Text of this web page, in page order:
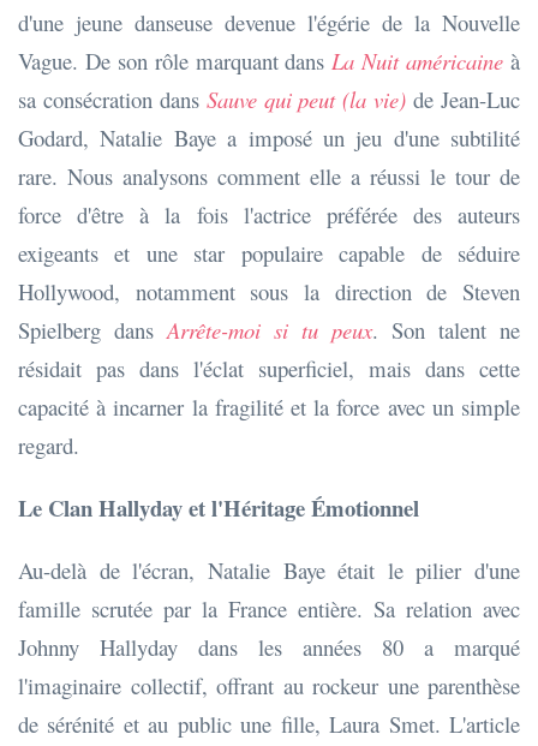
d'une jeune danseuse devenue l'égérie de la Nouvelle
Vague. De son rôle marquant dansLa Nuit américaine à
sa consécration dans Sauve qui peut (la vie) de Jean-Luc
Godard, Natalie Baye a imposé un jeu d'une subtilité
rare. Nous analysons comment elle a réussi le tour de
force d'être à la fois l'actrice préférée des auteurs
exigeants et une star populaire capable de séduire
Hollywood, notamment sous la direction de Steven
Spielberg dansArrête-moi si tu peux. Son talent ne
résidait pas dans l'éclat superficiel, mais dans cette
capacité à incarner la fragilité et la force avec un simple
regard.
Le Clan Hallyday et l'Héritage Émotionnel
Au-delà de l'écran, Natalie Baye était le pilier d'une
famille scrutée par la France entière. Sa relation avec
Johnny Hallyday dans les années 80 a marqué
l'imaginaire collectif, offrant au rockeur une parenthèse
de sérénité et au public une fille, Laura Smet. L'article